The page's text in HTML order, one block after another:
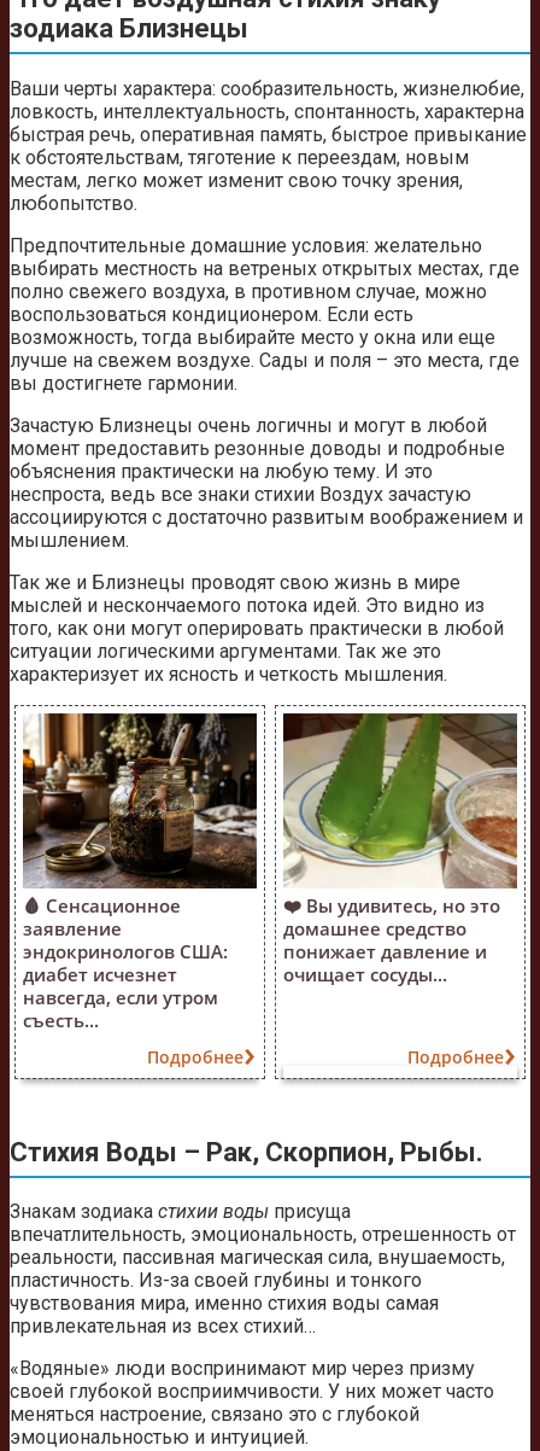
зодиака Близнецы
Ваши черты характера: сообразительность, жизнелюбие,
ловкость, интеллектуальность, спонтанность, характерна
быстрая речь, оперативная память, быстрое привыкание
к обстоятельствам, тяготение к переездам, новым
местам, легко может изменит свою точку зрения,
любопытство.
Предпочтительные домашние условия: желательно
выбирать местность на ветреных открытых местах, где
полно свежего воздуха, в противном случае, можно
воспользоваться кондиционером. Если есть
возможность, тогда выбирайте место у окна или еще
лучше на свежем воздухе. Сады и поля – это места, где
вы достигнете гармонии.
Зачастую Близнецы очень логичны и могут в любой
момент предоставить резонные доводы и подробные
объяснения практически на любую тему. И это
неспроста, ведь все знаки стихии Воздух зачастую
ассоциируются с достаточно развитым воображением и
мышлением.
Так же и Близнецы проводят свою жизнь в мире
мыслей и нескончаемого потока идей. Это видно из
того, как они могут оперировать практически в любой
ситуации логическими аргументами. Так же это
характеризует их ясность и четкость мышления.
🩸 Сенсационное
заявление
эндокринологов США:
диабет исчезнет
навсегда, если утром
съесть...
Подробнее
❤️ Вы удивитесь, но это
домашнее средство
понижает давление и
очищает сосуды...
Подробнее
Стихия Воды – Рак, Скорпион, Рыбы.
Знакам зодиака стихии воды присуща
впечатлительность, эмоциональность, отрешенность от
реальности, пассивная магическая сила, внушаемость,
пластичность. Из-за своей глубины и тонкого
чувствования мира, именно стихия воды самая
привлекательная из всех стихий…
«Водяные» люди воспринимают мир через призму
своей глубокой восприимчивости. У них может часто
меняться настроение, связано это с глубокой
эмоциональностью и интуицией.